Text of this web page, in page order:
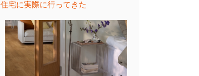
住宅に実際に行ってきた